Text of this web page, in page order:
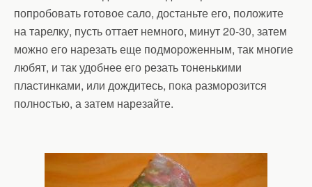
попробовать готовое сало, достаньте его, положите
на тарелку, пусть оттает немного, минут 20-30, затем
можно его нарезать еще подмороженным, так многие
любят, и так удобнее его резать тоненькими
пластинками, или дождитесь, пока разморозится
полностью, а затем нарезайте.